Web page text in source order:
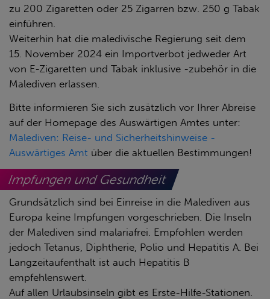
zu 200 Zigaretten oder 25 Zigarren bzw. 250 g Tabak
einführen.
Weiterhin hat die maledivische Regierung seit dem
15. November 2024 ein Importverbot jedweder Art
von E-Zigaretten und Tabak inklusive -zubehör in die
Malediven erlassen.
Bitte informieren Sie sich zusätzlich vor Ihrer Abreise
auf der Homepage des Auswärtigen Amtes unter:
Malediven: Reise- und Sicherheitshinweise -
Auswärtiges Amt über die aktuellen Bestimmungen!
Impfungen und Gesundheit
Grundsätzlich sind bei Einreise in die Malediven aus
Europa keine Impfungen vorgeschrieben. Die Inseln
der Malediven sind malariafrei. Empfohlen werden
jedoch Tetanus, Diphtherie, Polio und Hepatitis A. Bei
Langzeitaufenthalt ist auch Hepatitis B
empfehlenswert.
Auf allen Urlaubsinseln gibt es Erste-Hilfe-Stationen.